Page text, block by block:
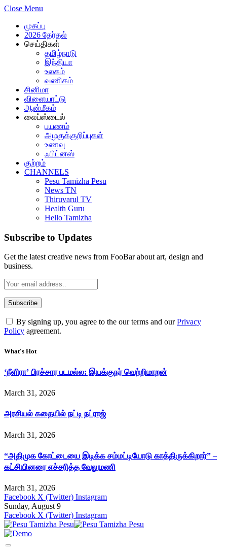
Close Menu
முகப்பு
2026 தேர்தல்
செய்திகள்
தமிழ்நாடு
இந்தியா
உலகம்
வணிகம்
சினிமா
விளையாட்டு
ஆன்மீகம்
லைப்ஸ்டைல்
பயணம்
அழகுக்குறிப்புகள்
உணவு
ஃபிட்னஸ்
குற்றம்
CHANNELS
Pesu Tamizha Pesu
News TN
Thiruvarul TV
Health Guru
Hello Tamizha
Subscribe to Updates
Get the latest creative news from FooBar about art, design and
business.
By signing up, you agree to the our terms and ourPrivacy
Policy agreement.
What's Hot
‘நீளிரா’ பிரச்சார படமல்ல: இயக்குநர் வெற்றிமாறன்
March 31, 2026
அரசியல் கதையில் நட்டி நட்ராஜ்
March 31, 2026
“அதிமுக கோட்டையை இடிக்க சம்மட்டியோடு காத்திருக்கிறார்” –
கட்சியினரை எச்சரித்த வேலுமணி
March 31, 2026
Facebook X (Twitter) Instagram
Sunday, August 9
Facebook X (Twitter) Instagram